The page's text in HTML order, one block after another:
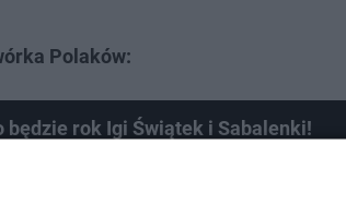
Polaków:
będzie rok Igi Świątek i Sabalenki!